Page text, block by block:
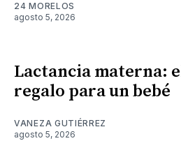
24 MORELOS
agosto 5, 2026
Lactancia materna:
regalo para un bebé
VANEZA GUTIÉRREZ
agosto 5, 2026